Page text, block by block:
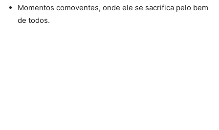
Momentos comoventes, onde ele se sacrifica pelo bem
de todos.